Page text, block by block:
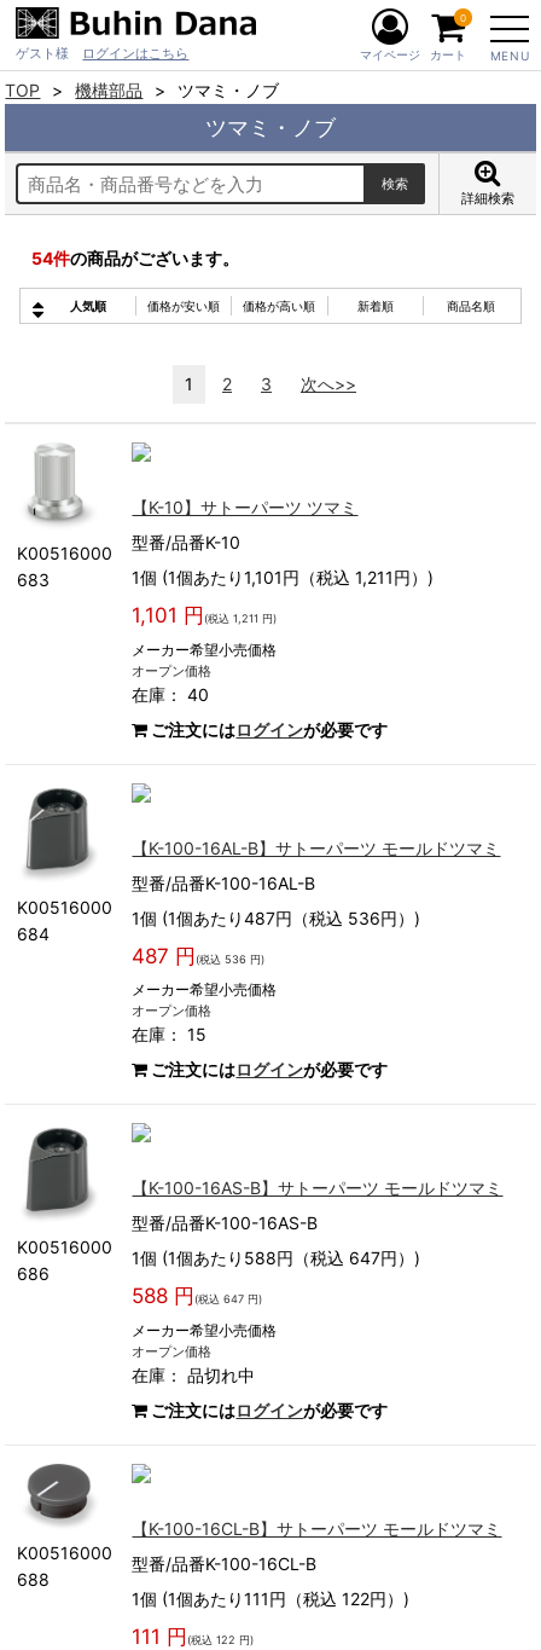
ゲスト様 ログインはこちら MENU
マイページ カート
0
TOP 機構部品 ツマミ・ノブ
ツマミ・ノブ
詳細検索
54件の商品がございます。
人気順 価格が安い順 価格が高い順 新着順 商品名順
1 2 3 次へ>>
K00516000
683
【K-10】サトーパーツ ツマミ
型番/品番K-10
1個 (1個あたり1,101円（税込 1,211円）)
1,101 円 (税込 1,211 円)
メーカー希望小売価格
オープン価格
在庫： 40
ご注文にはログインが必要です
K00516000
684
【K-100-16AL-B】サトーパーツ モールドツマミ
型番/品番K-100-16AL-B
1個 (1個あたり487円（税込 536円）)
487 円 (税込 536 円)
メーカー希望小売価格
オープン価格
在庫： 15
ご注文にはログインが必要です
K00516000
686
【K-100-16AS-B】サトーパーツ モールドツマミ
型番/品番K-100-16AS-B
1個 (1個あたり588円（税込 647円）)
588 円 (税込 647 円)
メーカー希望小売価格
オープン価格
在庫：品切れ中
ご注文にはログインが必要です
K00516000
688
【K-100-16CL-B】サトーパーツ モールドツマミ
型番/品番K-100-16CL-B
1個 (1個あたり111円（税込 122円）)
111 円 (税込 122 円)